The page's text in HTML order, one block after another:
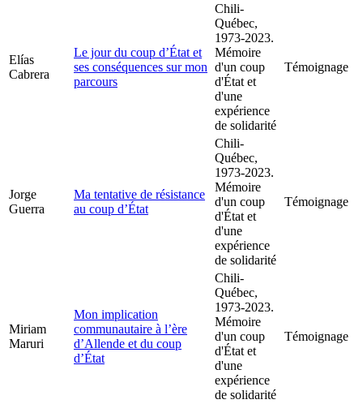
Elías
Cabrera
Le jour du coup d’État et
ses conséquences sur mon
parcours
Chili-
Québec,
1973-2023.
Mémoire
d'un coup
d'État et
d'une
expérience
de solidarité
Témoignage
Jorge
Guerra
Ma tentative de résistance
au coup d’État
Chili-
Québec,
1973-2023.
Mémoire
d'un coup
d'État et
d'une
expérience
de solidarité
Témoignage
Miriam
Maruri
Mon implication
communautaire à l’ère
d’Allende et du coup
d’État
Chili-
Québec,
1973-2023.
Mémoire
d'un coup
d'État et
d'une
expérience
de solidarité
Témoignage